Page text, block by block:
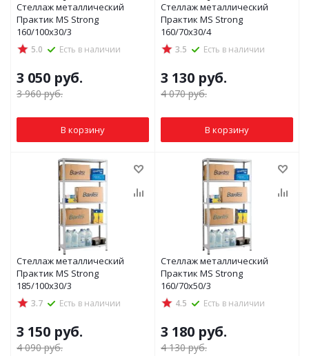
Стеллаж металлический
Практик MS Strong
160/100x30/3
5.0 Есть в наличии
3 050 руб.
3 960руб.
В корзину
Стеллаж металлический
Практик MS Strong
160/70x30/4
3.5 Есть в наличии
3 130 руб.
4 070руб.
В корзину
Стеллаж металлический
Практик MS Strong
185/100x30/3
3.7 Есть в наличии
3 150 руб.
4 090руб.
Стеллаж металлический
Практик MS Strong
160/70x50/3
4.5 Есть в наличии
3 180 руб.
4 130руб.